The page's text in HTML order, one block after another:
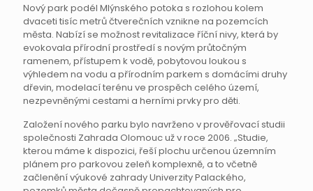
Nový park podél Mlýnského potoka s rozlohou kolem
dvaceti tisíc metrů čtverečních vznikne na pozemcích
města. Nabízí se možnost revitalizace říční nivy, která by
evokovala přírodní prostředí s novým průtočným
ramenem, přístupem k vodě, pobytovou loukou s
výhledem na vodu a přírodním parkem s domácími druhy
dřevin, modelací terénu ve prospěch celého území,
nezpevněnými cestami a herními prvky pro děti.
Založení nového parku bylo navrženo v prověřovací studii
společnosti Zahrada Olomouc už v roce 2006. „Studie,
kterou máme k dispozici, řeší plochu určenou územním
plánem pro parkovou zeleň komplexně, a to včetně
začlenění výukové zahrady Univerzity Palackého,